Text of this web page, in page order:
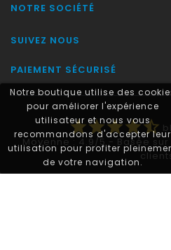
Notre boutique utilise des
pour améliorer l'expérience
utilisateur et nous vous
recommandons d'accepter leur
utilisation pour profiter
de votre navigation.
NOTRE SOCIÉTÉ
SUIVEZ NOUS
PAIEMENT SÉCURISÉ
starstarstarstarstar_half
Moyenne :4.9/5- Basée sur